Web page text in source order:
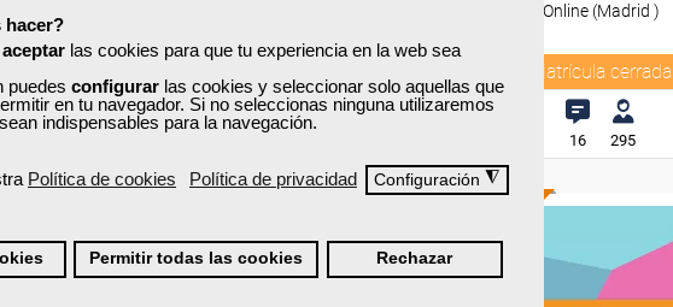
hacer?
aceptar las cookies para que tu experiencia en la web sea
puedes configurar las cookies y seleccionar solo aquellas que
en tu navegador. Si no seleccionas ninguna utilizaremos
indispensables para la navegación.
Política de cookies Política de privacidad Configuración ◮
Permitir todas las cookies Rechazar
Online (Madrid )
Matrícula cerrada
16 295
ONLINE ONLINE